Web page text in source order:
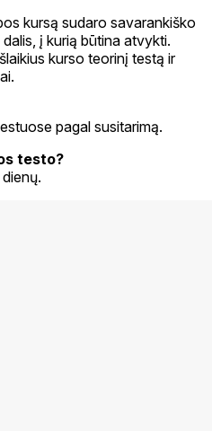
kursą sudaro savarankiško
į kurią būtina atvykti.
kurso teorinį testą ir
pagal susitarimą.
testo?